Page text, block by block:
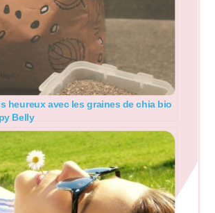
heureux avec les graines de chia bio
Belly